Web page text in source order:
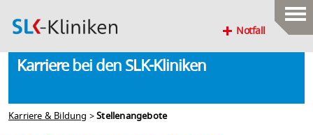
Notfall
Karriere bei den SLK-Kliniken
Karriere & Bildung >Stellenangebote